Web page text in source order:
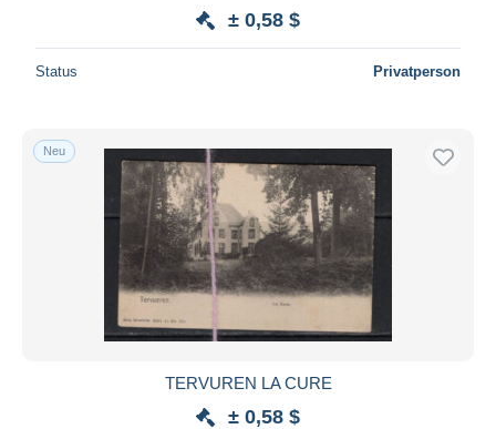
± 0,58 $
Status Privatperson
Neu
TERVUREN LA CURE
± 0,58 $